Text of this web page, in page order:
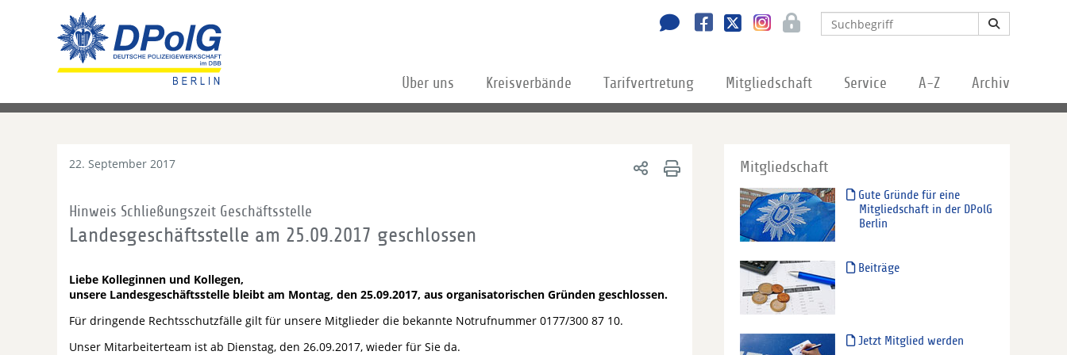
Über uns Kreisverbände Tarifvertretung Mitgliedschaft Service A-Z Archiv
22. September 2017
Hinweis Schließungszeit Geschäftsstelle
Landesgeschäftsstelle am 25.09.2017 geschlossen
Liebe Kolleginnen und Kollegen,
unsere Landesgeschäftsstelle bleibt am Montag, den 25.09.2017, aus organisatorischen Gründen geschlossen.
Für dringende Rechtsschutzfälle gilt für unsere Mitglieder die bekannte Notrufnummer 0177/300 87 10.
Unser Mitarbeiterteam ist ab Dienstag, den 26.09.2017, wieder für Sie da.
Mitgliedschaft
Gute Gründe für eine
Mitgliedschaft in der DPolG
Berlin
Beiträge
Jetzt Mitglied werden